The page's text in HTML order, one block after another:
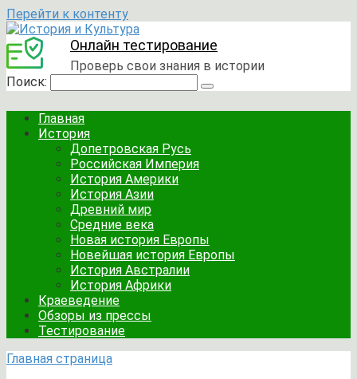
Перейти к контенту
Онлайн тестирование
Проверь свои знания в истории
Поиск:
Главная
История
Допетровская Русь
Российская Империя
История Америки
История Азии
Древний мир
Средние века
Новая история Европы
Новейшая история Европы
История Австралии
История Африки
Краеведение
Обзоры из прессы
Тестирование
Главная страница